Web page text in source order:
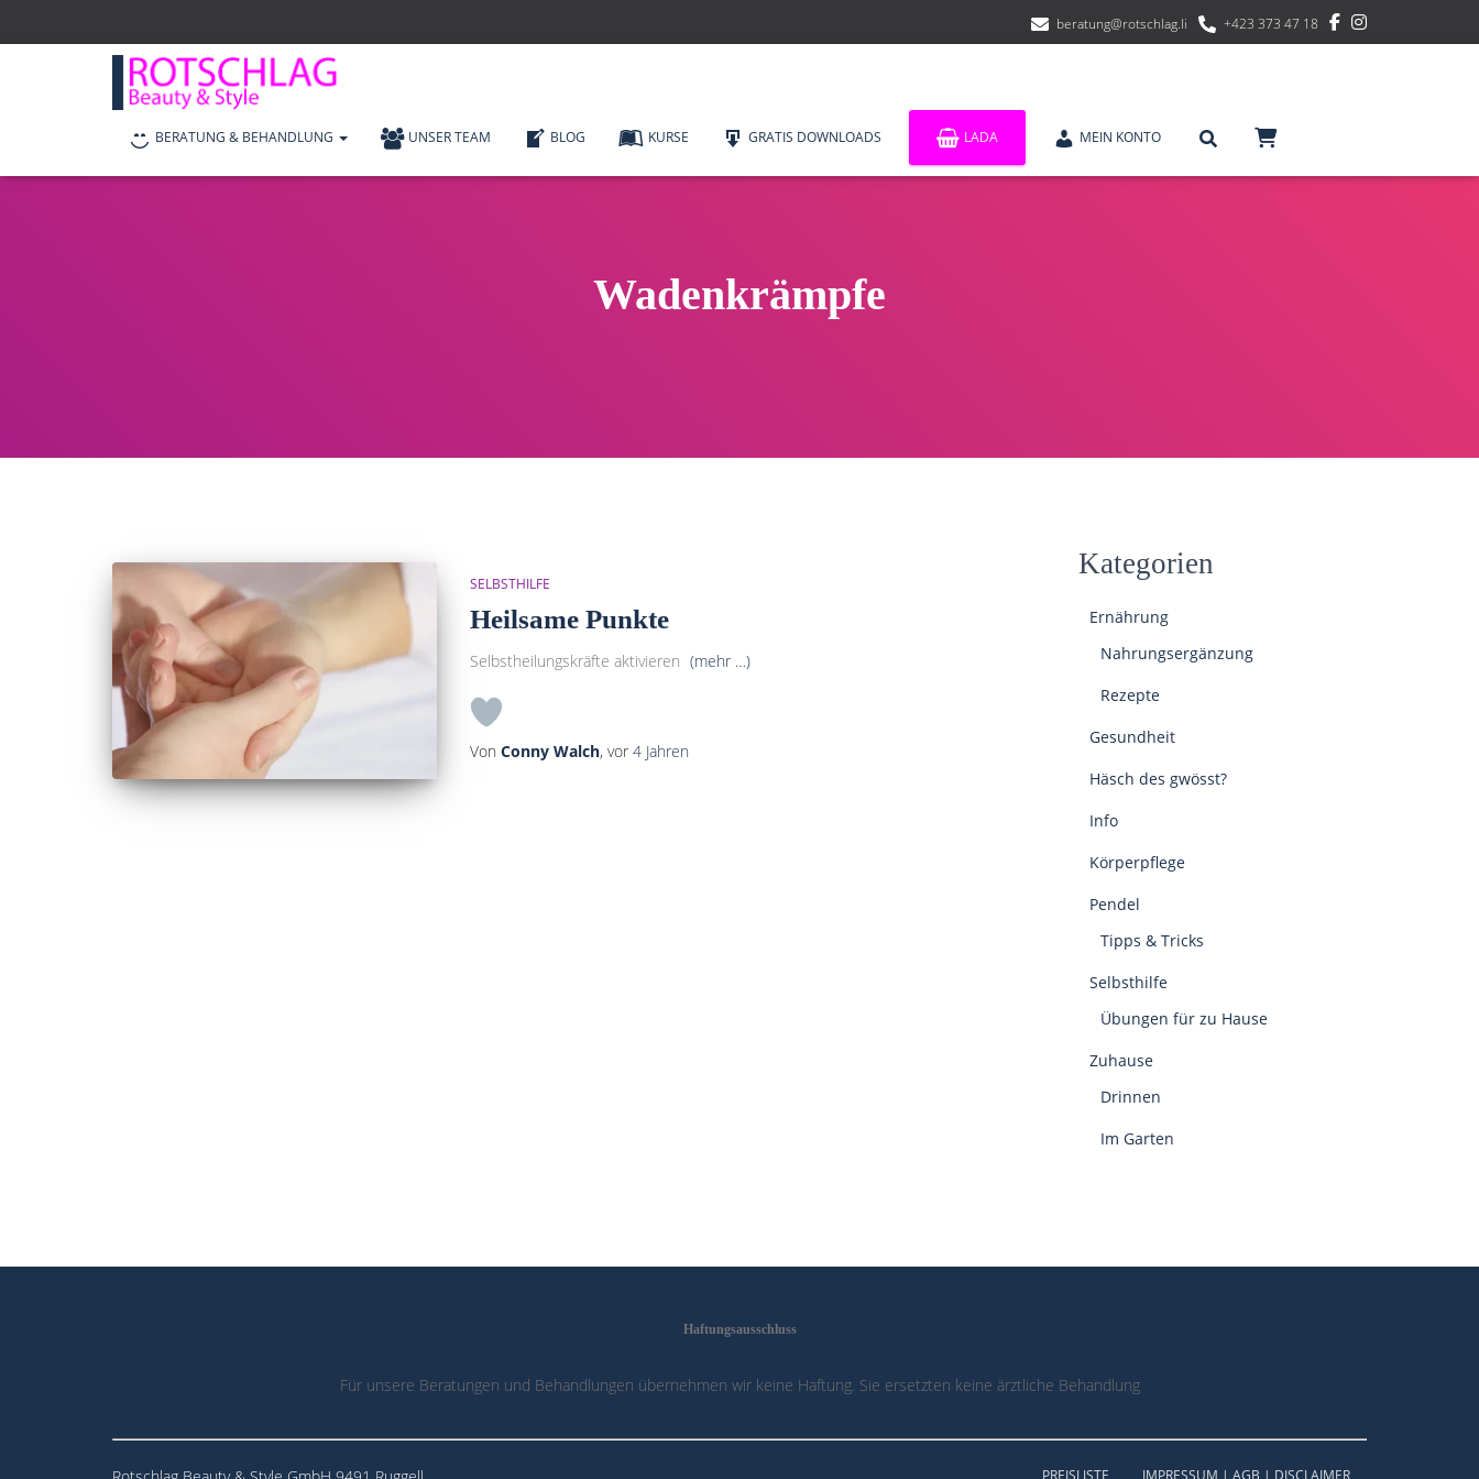
beratung@rotschlag.li +423 373 47 18
BERATUNG & BEHANDLUNG UNSER TEAM BLOG KURSE GRATIS DOWNLOADS LADA MEIN KONTO
Wadenkrämpfe
SELBSTHILFE
Heilsame Punkte
Selbstheilungskräfte aktivieren (mehr …)
Von Conny Walch, vor 4 Jahren
Kategorien
Ernährung
Nahrungsergänzung
Rezepte
Gesundheit
Häsch des gwösst?
Info
Körperpflege
Pendel
Tipps & Tricks
Selbsthilfe
Übungen für zu Hause
Zuhause
Drinnen
Im Garten
Haftungsausschluss
Für unsere Beratungen und Behandlungen übernehmen wir keine Haftung. Sie ersetzten keine ärztliche Behandlung